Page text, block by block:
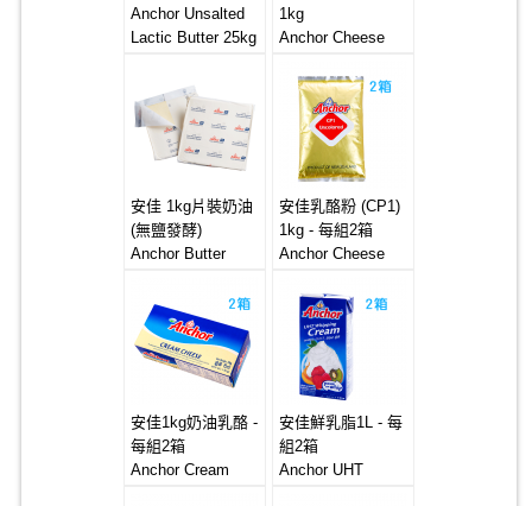
Anchor Unsalted
Lactic Butter 25kg
1kg
Anchor Cheese
貨中)
安佳 1kg片裝奶油
(無鹽發酵)
Anchor Butter
(Unsalted Lactic)
安佳乳酪粉 (CP1)
1kg - 每組2箱
Anchor Cheese
安佳1kg奶油乳酪 -
每組2箱
Anchor Cream
安佳鮮乳脂1L - 每
組2箱
Anchor UHT